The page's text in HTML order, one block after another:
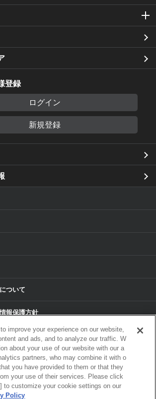
登録
ログイン
新規登録
ついて
報保護方針
© 2024 ALPS ALPINE CO, LTD./ALPINE
MARKETING, INC. ALL RIGHTS RESERVED.
improve your experience on our website,
and ads, and to analyze our traffic. W
about your use of our website with our a
partners, who may combine it with o
you have provided to them or that they
your use of their services. Please click
to customize your cookie settings on our
Policy